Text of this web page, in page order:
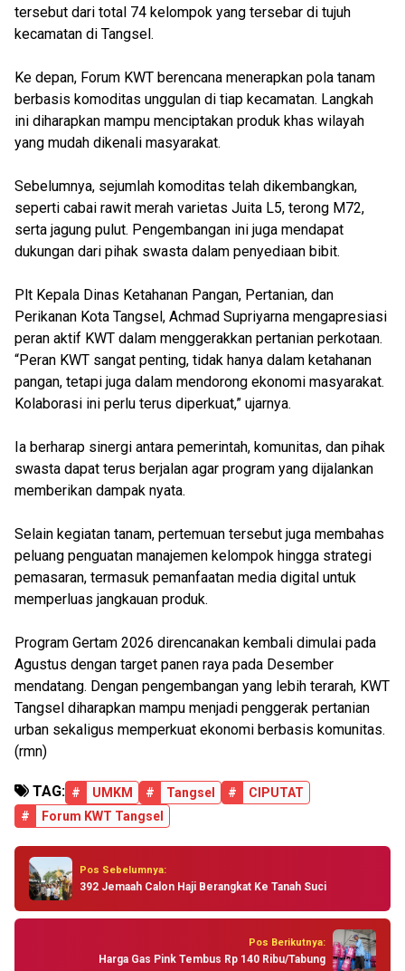
tersebut dari total 74 kelompok yang tersebar di tujuh
kecamatan di Tangsel.
Ke depan, Forum KWT berencana menerapkan pola tanam
berbasis komoditas unggulan di tiap kecamatan. Langkah
ini diharapkan mampu menciptakan produk khas wilayah
yang mudah dikenali masyarakat.
Sebelumnya, sejumlah komoditas telah dikembangkan,
seperti cabai rawit merah varietas Juita L5, terong M72,
serta jagung pulut. Pengembangan ini juga mendapat
dukungan dari pihak swasta dalam penyediaan bibit.
Plt Kepala Dinas Ketahanan Pangan, Pertanian, dan
Perikanan Kota Tangsel, Achmad Supriyarna mengapresiasi
peran aktif KWT dalam menggerakkan pertanian perkotaan.
“Peran KWT sangat penting, tidak hanya dalam ketahanan
pangan, tetapi juga dalam mendorong ekonomi masyarakat.
Kolaborasi ini perlu terus diperkuat,” ujarnya.
Ia berharap sinergi antara pemerintah, komunitas, dan pihak
swasta dapat terus berjalan agar program yang dijalankan
memberikan dampak nyata.
Selain kegiatan tanam, pertemuan tersebut juga membahas
peluang penguatan manajemen kelompok hingga strategi
pemasaran, termasuk pemanfaatan media digital untuk
memperluas jangkauan produk.
Program Gertam 2026 direncanakan kembali dimulai pada
Agustus dengan target panen raya pada Desember
mendatang. Dengan pengembangan yang lebih terarah, KWT
Tangsel diharapkan mampu menjadi penggerak pertanian
urban sekaligus memperkuat ekonomi berbasis komunitas.
(rmn)
TAG: # UMKM # Tangsel #
CIPUTAT
#
Forum KWT Tangsel
Pos Sebelumnya:
392 Jemaah Calon Haji Berangkat Ke Tanah Suci
Pos Berikutnya:
Harga Gas Pink Tembus Rp 140 Ribu/Tabung